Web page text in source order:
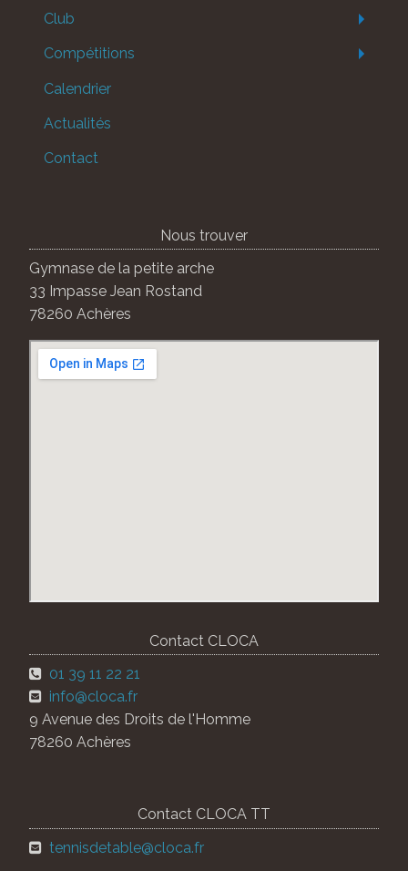
Club
Compétitions
Calendrier
Actualités
Contact
Nous trouver
Gymnase de la petite arche
33 Impasse Jean Rostand
78260 Achères
Contact CLOCA
01 39 11 22 21
info@cloca.fr
9 Avenue des Droits de l'Homme
78260 Achères
Contact CLOCA TT
tennisdetable@cloca.fr